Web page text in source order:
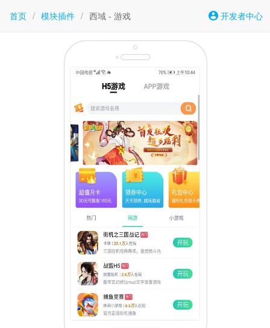
首页 / 模块插件 / 西域 - 游戏 开发者中心